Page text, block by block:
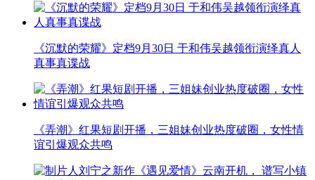
《沉默的荣耀》定档9月30日 于和伟吴越领衔演绎真人
真事真谍战
《弄潮》红果短剧开播，三姐妹创业热度破圈，女性情
谊引爆观众共鸣